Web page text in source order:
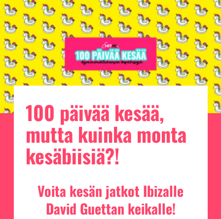
100 päivää kesää,
mutta kuinka monta
kesäbiisiä?!
Voita kesän jatkot Ibizalle
David Guettan keikalle!